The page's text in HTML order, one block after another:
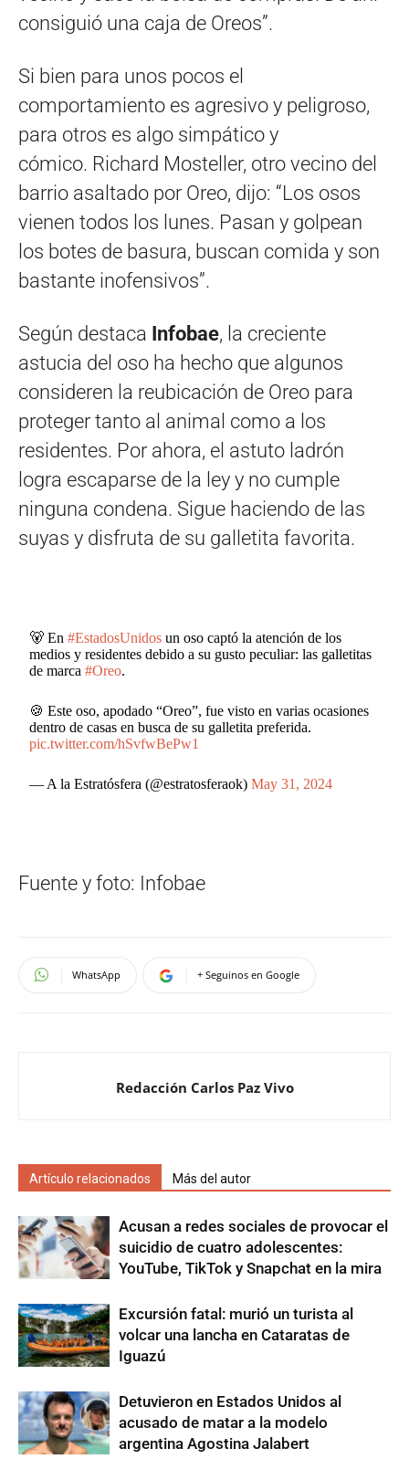
consiguió una caja de Oreos”.
Si bien para unos pocos el
comportamiento es agresivo y peligroso,
para otros es algo simpático y
cómico. Richard Mosteller, otro vecino del
barrio asaltado por Oreo, dijo: “Los osos
vienen todos los lunes. Pasan y golpean
los botes de basura, buscan comida y son
bastante inofensivos”.
Según destaca Infobae, la creciente
astucia del oso ha hecho que algunos
consideren la reubicación de Oreo para
proteger tanto al animal como a los
residentes. Por ahora, el astuto ladrón
logra escaparse de la ley y no cumple
ninguna condena. Sigue haciendo de las
suyas y disfruta de su galletita favorita.
🐻 En#EstadosUnidos un oso captó la atención de los
medios y residentes debido a su gusto peculiar: las galletitas
de marca#Oreo.
🍪 Este oso, apodado “Oreo”, fue visto en varias ocasiones
dentro de casas en busca de su galletita preferida.
pic.twitter.com/hSvfwBePw1
— A la Estratósfera (@estratosferaok)May 31, 2024
Fuente y foto: Infobae
WhatsApp + Seguinos en Google
Redacción Carlos Paz Vivo
Artículo relacionados Más del autor
Acusan a redes sociales de provocar el
suicidio de cuatro adolescentes:
YouTube, TikTok y Snapchat en la mira
Excursión fatal: murió un turista al
volcar una lancha en Cataratas de
Iguazú
Detuvieron en Estados Unidos al
acusado de matar a la modelo
argentina Agostina Jalabert